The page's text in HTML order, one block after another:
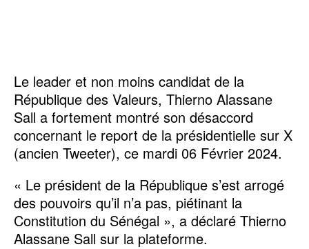
Le leader et non moins candidat de la
République des Valeurs, Thierno Alassane
Sall a fortement montré son désaccord
concernant le report de la présidentielle sur X
(ancien Tweeter), ce mardi 06 Février 2024.
« Le président de la République s’est arrogé
des pouvoirs qu’il n’a pas, piétinant la
Constitution du Sénégal », a déclaré Thierno
Alassane Sall sur la plateforme.